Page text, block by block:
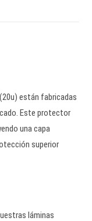
están fabricadas
Este protector
una capa
superior
láminas